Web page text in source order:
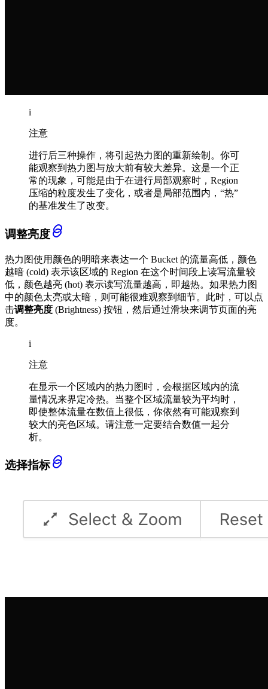
i
注意
进行后三种操作，将引起热力图的重新绘制。你可
能观察到热力图与放大前有较大差异。这是一个正
常的现象，可能是由于在进行局部观察时，Region
压缩的粒度发生了变化，或者是局部范围内，“热”
的基准发生了改变。
调整亮度
热力图使用颜色的明暗来表达一个 Bucket 的流量高低，颜色
越暗 (cold) 表示该区域的 Region 在这个时间段上读写流量较
低，颜色越亮 (hot) 表示读写流量越高，即越热。如果热力图
中的颜色太亮或太暗，则可能很难观察到细节。此时，可以点
击调整亮度 (Brightness) 按钮，然后通过滑块来调节页面的亮
度。
i
注意
在显示一个区域内的热力图时，会根据区域内的流
量情况来界定冷热。当整个区域流量较为平均时，
即使整体流量在数值上很低，你依然有可能观察到
较大的亮色区域。请注意一定要结合数值一起分
析。
选择指标